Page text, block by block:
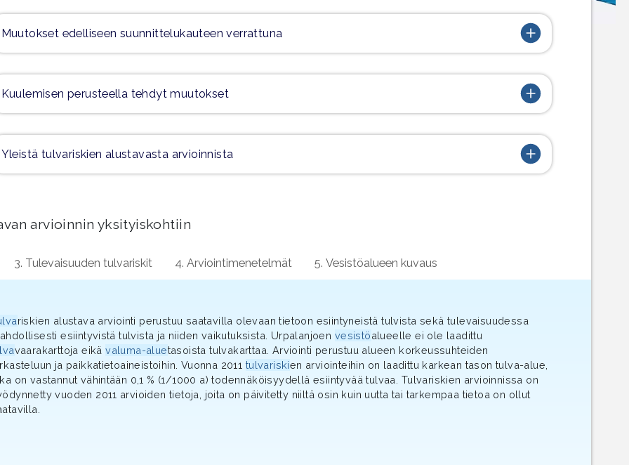
Muutokset edelliseen suunnittelukauteen verrattuna
Kuulemisen perusteella tehdyt muutokset
Yleistä tulvariskien alustavasta arvioinnista
arvioinnin yksityiskohtiin
3. Tulevaisuuden tulvariskit 4. Arviointimenetelmät 5. Vesistöalueen kuvaus
riskien alustava arviointi perustuu saatavilla olevaan tietoon esiintyneistä tulvista sekä tulevaisuudessa
esiintyvistä tulvista ja niiden vaikutuksista. Urpalanjoen vesistöalueelle ei ole laadittu
vaarakarttoja eikävaluma-aluetasoista tulvakarttaa. Arviointi perustuu alueen korkeussuhteiden
ja paikkatietoaineistoihin. Vuonna 2011 tulvariskien arviointeihin on laadittu karkean tason tulva-alue,
on vastannut vähintään 0,1 % (1/1000 a) todennäköisyydellä esiintyvää tulvaa. Tulvariskien arvioinnissa on
vuoden 2011 arvioiden tietoja, joita on päivitetty niiltä osin kuin uutta tai tarkempaa tietoa on ollut